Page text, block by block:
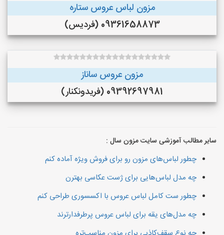
مزون لباس عروس ستاره
09361658873 (فردیس)
مزون عروس ساناز
09392697981 (فريدونكنار)
سایر مطالب آموزشی سایت مزون سال :
چطور لباس‌های مزون رو برای فروش ویژه آماده کنم
چه مدل لباس‌هایی برای ژست عکاسی بهترن
چطور ست کامل لباس عروس با اکسسوری طراحی کنم
چه مدل‌های یقه برای لباس عروس پرطرفدارترند